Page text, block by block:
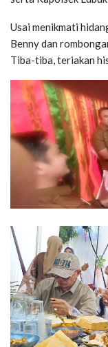
Usai menikmati
Benny dan
Tiba-tiba, teriakan